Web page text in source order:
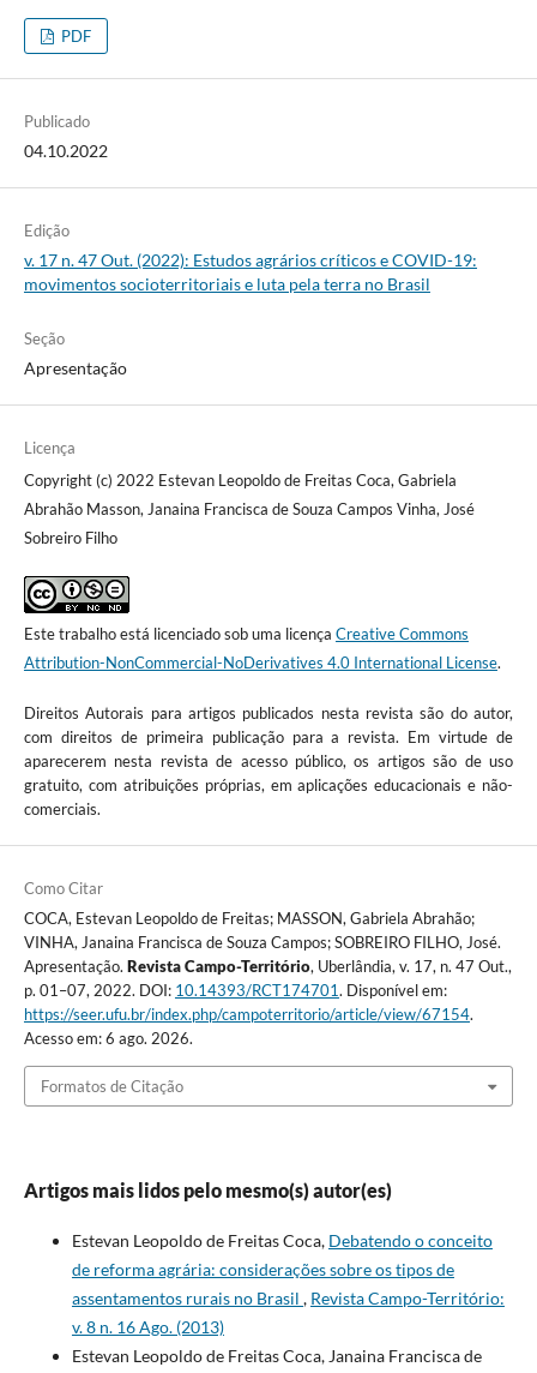
PDF
Publicado
04.10.2022
Edição
v. 17 n. 47 Out. (2022): Estudos agrários críticos e COVID-19:
movimentos socioterritoriais e luta pela terra no Brasil
Seção
Apresentação
Licença
Copyright (c) 2022 Estevan Leopoldo de Freitas Coca, Gabriela
Abrahão Masson, Janaina Francisca de Souza Campos Vinha, José
Sobreiro Filho
Este trabalho está licenciado sob uma licença Creative Commons
Attribution-NonCommercial-NoDerivatives 4.0 International License.
Direitos Autorais para artigos publicados nesta revista são do autor,
com direitos de primeira publicação para a revista. Em virtude de
aparecerem nesta revista de acesso público, os artigos são de uso
gratuito, com atribuições próprias, em aplicações educacionais e não-
comerciais.
Como Citar
COCA, Estevan Leopoldo de Freitas; MASSON, Gabriela Abrahão;
VINHA, Janaina Francisca de Souza Campos; SOBREIRO FILHO, José.
Apresentação. Revista Campo-Território, Uberlândia, v. 17, n. 47 Out.,
p. 01–07, 2022. DOI: 10.14393/RCT174701. Disponível em:
https://seer.ufu.br/index.php/campoterritorio/article/view/67154.
Acesso em: 6 ago. 2026.
Formatos de Citação
Artigos mais lidos pelo mesmo(s) autor(es)
Estevan Leopoldo de Freitas Coca, Debatendo o conceito
de reforma agrária: considerações sobre os tipos de
assentamentos rurais no Brasil , Revista Campo-Território:
v. 8 n. 16 Ago. (2013)
Estevan Leopoldo de Freitas Coca, Janaina Francisca de